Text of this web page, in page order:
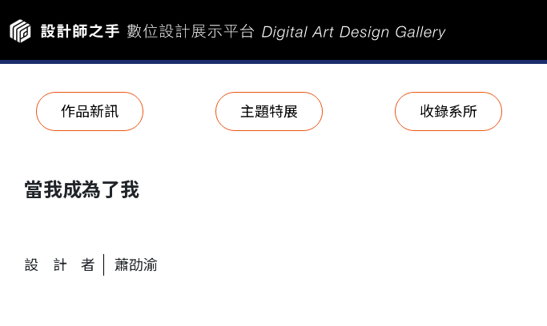
作品新訊 主題特展 收錄系所
當我成為了我
設計者 蕭劭渝